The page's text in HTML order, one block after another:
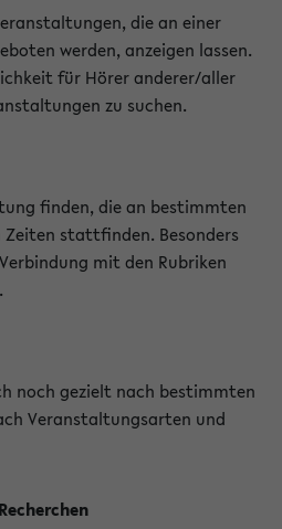
die an einer
werden, anzeigen lassen.
für Hörer anderer/aller
zu suchen.
finden, die an bestimmten
stattfinden. Besonders
mit den Rubriken
noch gezielt nach bestimmten
Veranstaltungsarten und